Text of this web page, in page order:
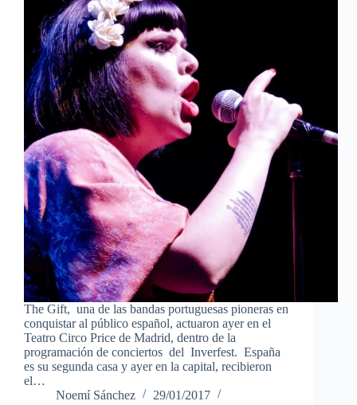
The Gift, una de las bandas portuguesas pioneras en
conquistar al público español, actuaron ayer en el
Teatro Circo Price de Madrid, dentro de la
programación de conciertos del Inverfest. España
es su segunda casa y ayer en la capital, recibieron
el…
Noemí Sánchez
29/01/2017